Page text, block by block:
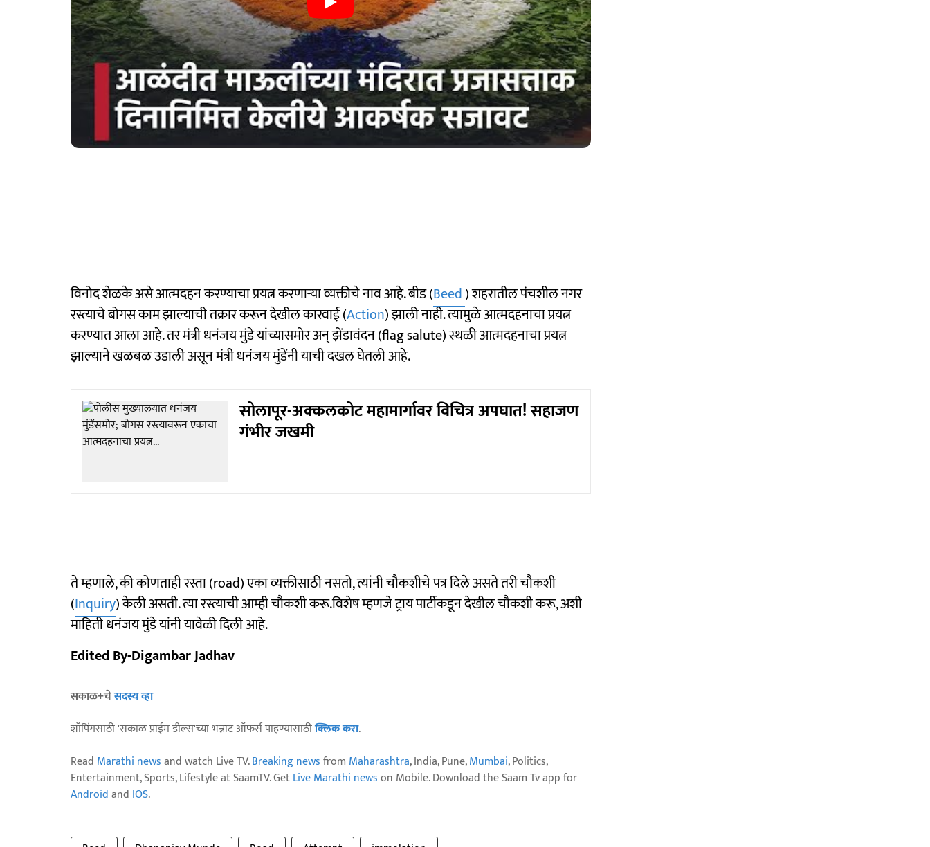
विनोद शेळके असे आत्मदहन करण्याचा प्रयत्न करणाऱ्या व्यक्तीचे नाव आहे. बीड (Beed) शहरातील पंचशील नगर
रस्त्याचे बोगस काम झाल्याची तक्रार करून देखील कारवाई (Action) झाली नाही. त्यामुळे आत्मदहनाचा प्रयत्न
करण्यात आला आहे. तर मंत्री धनंजय मुंडे यांच्यासमोर अन् झेंडावंदन (flag salute) स्थळी आत्मदहनाचा प्रयत्न
झाल्याने खळबळ उडाली असून मंत्री धनंजय मुंडेंनी याची दखल घेतली आहे.
सोलापूर-अक्कलकोट महामार्गावर विचित्र अपघात! सहाजण
गंभीर जखमी
ते म्हणाले, की कोणताही रस्ता (road) एका व्यक्तीसाठी नसतो, त्यांनी चौकशीचे पत्र दिले असते तरी चौकशी
(Inquiry) केली असती. त्या रस्त्याची आम्ही चौकशी करू.विशेष म्हणजे ट्राय पार्टीकडून देखील चौकशी करू, अशी
माहिती धनंजय मुंडे यांनी यावेळी दिली आहे.
Edited By-Digambar Jadhav
सकाळ+चेसदस्य व्हा
शॉपिंगसाठी 'सकाळ प्राईम डील्स'च्या भन्नाट ऑफर्स पाहण्यासाठीक्लिक करा.
Read Marathi newsand watch Live TV.Breaking newsfrom Maharashtra, India, Pune,Mumbai, Politics,
Entertainment, Sports, Lifestyle at SaamTV. GetLive Marathi newson Mobile. Download the Saam Tv app for
Androidand IOS.